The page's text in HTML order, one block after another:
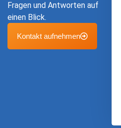
Fragen und Antworten auf
einen Blick.
Kontakt aufnehmen